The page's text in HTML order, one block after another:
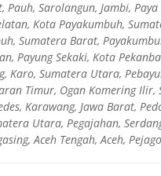
Pauh, Sarolangun, Jambi,
Kota Payakumbuh,
Sumatera Barat,
Payung Sekaki, Kota
Karo, Sumatera Utara,
Timur, Ogan Komering
Karawang, Jawa Barat,
Utara, Pegajahan,
Aceh Tengah, Aceh,